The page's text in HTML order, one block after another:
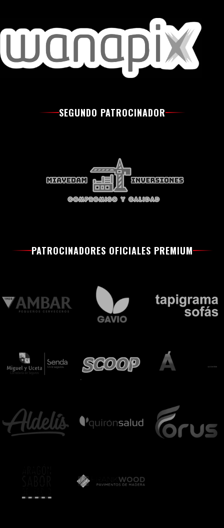
SEGUNDO PATROCINADOR
PATROCINADORES OFICIALES PREMIUM